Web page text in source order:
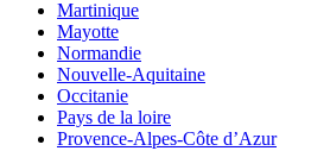
Martinique
Mayotte
Normandie
Nouvelle-Aquitaine
Occitanie
Pays de la loire
Provence-Alpes-Côte d’Azur